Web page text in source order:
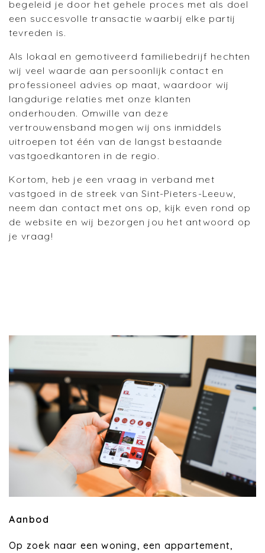
begeleid je door het gehele proces met als doel
een succesvolle transactie waarbij elke partij
tevreden is.
Als lokaal en gemotiveerd familiebedrijf hechten
wij veel waarde aan persoonlijk contact en
professioneel advies op maat, waardoor wij
langdurige relaties met onze klanten
onderhouden. Omwille van deze
vertrouwensband mogen wij ons inmiddels
uitroepen tot één van de langst bestaande
vastgoedkantoren in de regio.
Kortom, heb je een vraag in verband met
vastgoed in de streek van Sint-Pieters-Leeuw,
neem dan contact met ons op, kijk even rond op
de website en wij bezorgen jou het antwoord op
je vraag!
Aanbod
Op zoek naar een woning, een appartement,